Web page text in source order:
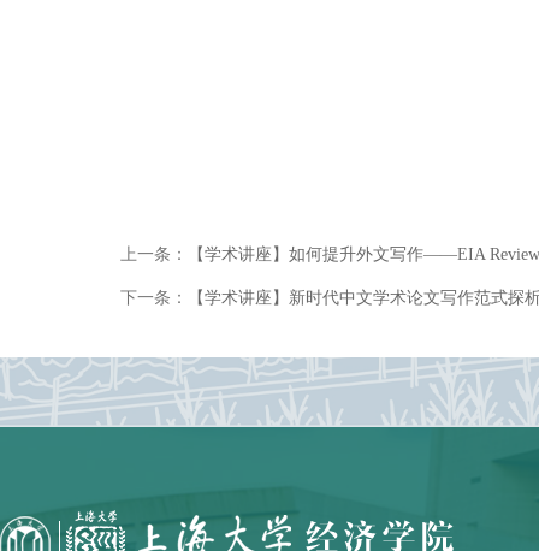
上一条： 【学术讲座】如何提升外文写作——EIA
下一条： 【学术讲座】新时代中文学术论文写作范式探